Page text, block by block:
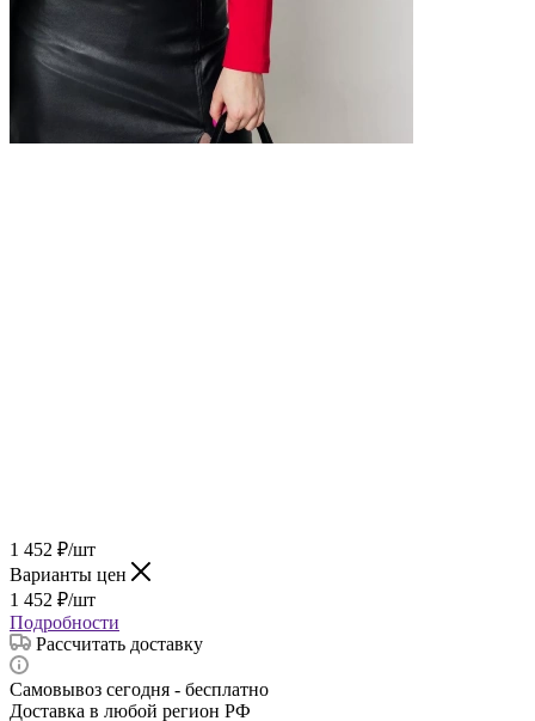
1 452 ₽/шт
Варианты цен
1 452 ₽/шт
Подробности
Рассчитать доставку
Самовывоз сегодня - бесплатно
Доставка в любой регион РФ